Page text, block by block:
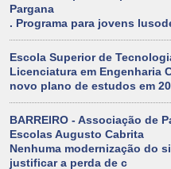
Pargana
. Programa para jovens
Escola Superior de
Licenciatura em Engenharia
novo plano de estudos em
BARREIRO - Associação de
Escolas Augusto Cabrita
Nenhuma modernização do
justificar a perda de c